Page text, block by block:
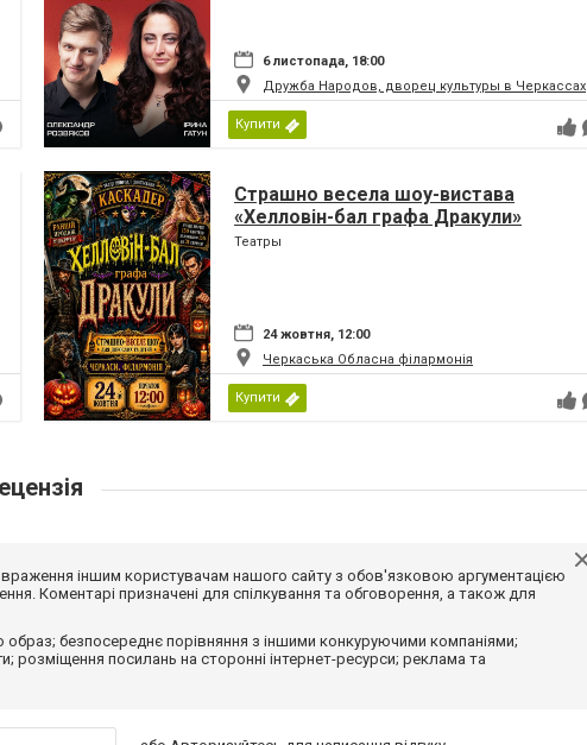
6 листопада, 18:00
Дружба Народов, дворец культуры в Черкассах
Купити
Страшно весела шоу-вистава
«Хелловін-бал графа Дракули»
Театры
24 жовтня, 12:00
Черкаська Обласна філармонія
Купити
іншим користувачам нашого сайту з обов'язковою аргументацією
Коментарі призначені для спілкування та обговорення, а також для
безпосереднє порівняння з іншими конкуруючими компаніями;
розміщення посилань на сторонні інтернет-ресурси; реклама та